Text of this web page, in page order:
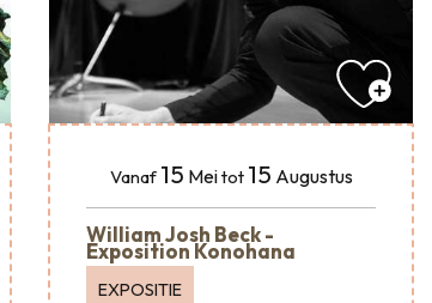
Vanaf 15 Meitot 15 Augustus
William Josh Beck -
Exposition Konohana
EXPOSITIE